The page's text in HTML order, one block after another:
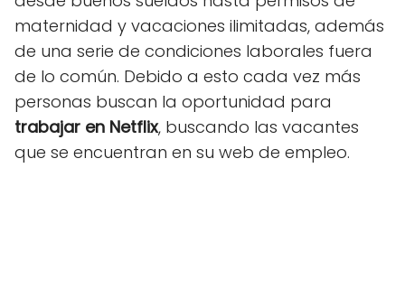
maternidad y vacaciones ilimitadas, además
de una serie de condiciones laborales fuera
de lo común. Debido a esto cada vez más
personas buscan la oportunidad para
trabajar en Netflix, buscando las vacantes
que se encuentran en su web de empleo.